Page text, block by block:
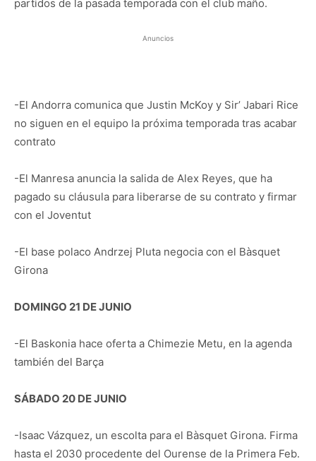
partidos de la pasada temporada con el club maño.
Anuncios
-El Andorra comunica que Justin McKoy y Sir’ Jabari Rice
no siguen en el equipo la próxima temporada tras acabar
contrato
-El Manresa anuncia la salida de Alex Reyes, que ha
pagado su cláusula para liberarse de su contrato y firmar
con el Joventut
-El base polaco Andrzej Pluta negocia con el Bàsquet
Girona
DOMINGO 21 DE JUNIO
-El Baskonia hace oferta a Chimezie Metu, en la agenda
también del Barça
SÁBADO 20 DE JUNIO
-Isaac Vázquez, un escolta para el Bàsquet Girona. Firma
hasta el 2030 procedente del Ourense de la Primera Feb.